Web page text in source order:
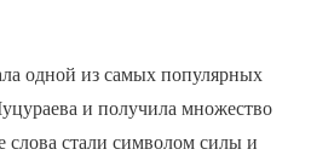
одной из самых популярных
и получила множество
слова стали символом силы и